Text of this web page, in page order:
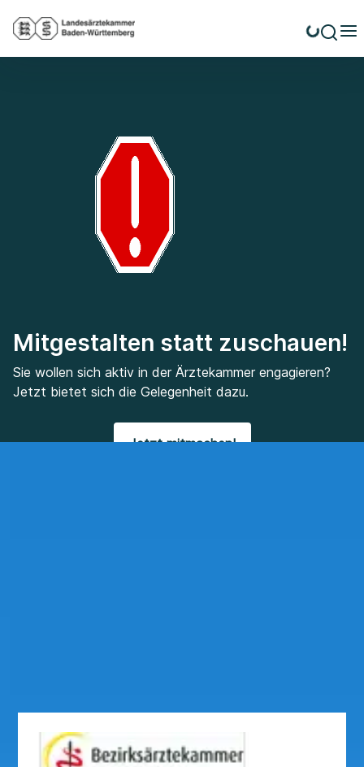
Mitgestalten statt zuschauen!
Sie wollen sich aktiv in der Ärztekammer engagieren?
Jetzt bietet sich die Gelegenheit dazu.
Jetzt mitmachen!